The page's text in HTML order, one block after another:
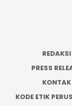
REDAKSI
PRESS
KONTAK
KODE ETIK